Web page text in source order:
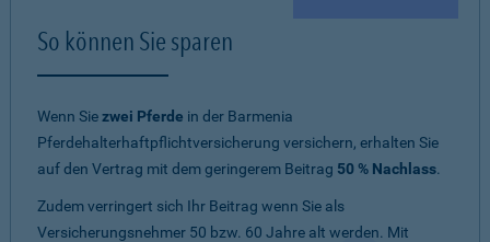
So können Sie sparen
Wenn Siezwei Pferde in der Barmenia
Pferdehalterhaftpflichtversicherung versichern, erhalten Sie
auf den Vertrag mit dem geringerem Beitrag 50 % Nachlass.
Zudem verringert sich Ihr Beitrag wenn Sie als
Versicherungsnehmer 50 bzw. 60 Jahre alt werden. Mit